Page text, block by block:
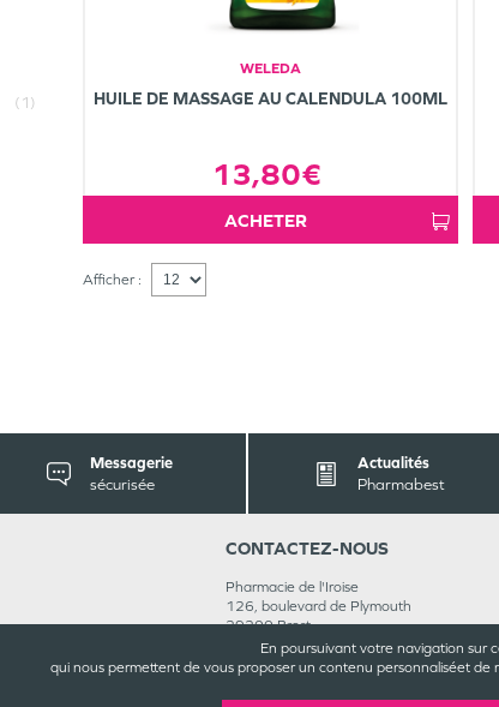
En poursuivant votre navigation sur
qui nous permettent de vous proposer un contenu personnaliséet de
(1)
WELEDA
HUILE DE MASSAGE AU CALENDULA 100ML
13,80€
ACHETER
Afficher :
Messagerie
sécurisée
Actualités
Pharmabest
CONTACTEZ-NOUS
Pharmacie de l'Iroise
126, boulevard de Plymouth
29200 Brest
02 98 45 09 95
Rejoignez-nous